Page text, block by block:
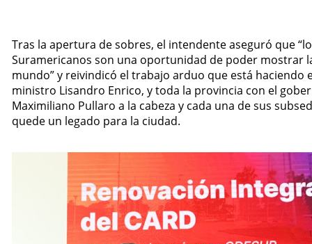
Tras la apertura de sobres, el intendente aseguró que
Suramericanos son una oportunidad de poder mostrar
mundo” y reivindicó el trabajo arduo que está haciendo
ministro Lisandro Enrico, y toda la provincia con el
Maximiliano Pullaro a la cabeza y cada una de sus
quede un legado para la ciudad.